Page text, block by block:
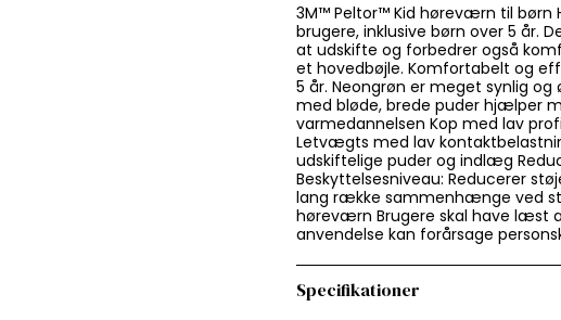
3M™ Peltor™ Kid høreværn til børn
brugere, inklusive børn over 5 år.
at udskifte og forbedrer også
et hovedbøjle. Komfortabelt og
5 år. Neongrøn er meget synlig
med bløde, brede puder hjælper
varmedannelsen Kop med lav
Letvægts med lav
udskiftelige puder og indlæg
Beskyttelsesniveau: Reducerer
lang række sammenhænge ved
høreværn Brugere skal have læst
anvendelse kan forårsage
Specifikationer